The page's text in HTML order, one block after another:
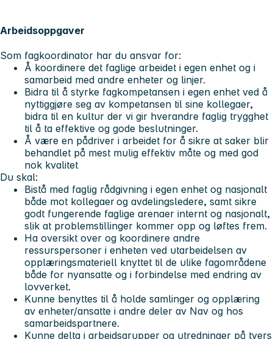
Arbeidsoppgaver
Som fagkoordinator har du ansvar for:
Å koordinere det faglige arbeidet i egen enhet og i
samarbeid med andre enheter og linjer.
Bidra til å styrke fagkompetansen i egen enhet ved å
nyttiggjøre seg av kompetansen til sine kollegaer,
bidra til en kultur der vi gir hverandre faglig trygghet
til å ta effektive og gode beslutninger.
Å være en pådriver i arbeidet for å sikre at saker blir
behandlet på mest mulig effektiv måte og med god
nok kvalitet
Du skal:
Bistå med faglig rådgivning i egen enhet og nasjonalt
både mot kollegaer og avdelingsledere, samt sikre
godt fungerende faglige arenaer internt og nasjonalt,
slik at problemstillinger kommer opp og løftes frem.
Ha oversikt over og koordinere andre
ressurspersoner i enheten ved utarbeidelsen av
opplæringsmateriell knyttet til de ulike fagområdene
både for nyansatte og i forbindelse med endring av
lovverket.
Kunne benyttes til å holde samlinger og opplæring
av enheter/ansatte i andre deler av Nav og hos
samarbeidspartnere.
Kunne delta i arbeidsgrupper og utredninger på tvers